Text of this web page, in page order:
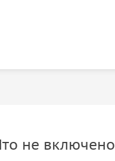
не включено